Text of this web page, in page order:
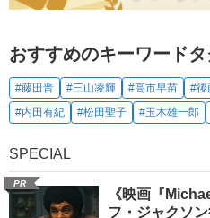
おすすめのキーワード
#藤田晋 #三山凌輝 #高市早苗 #後
#内田有紀
#松田聖子 #玉木雄一郎
SPECIAL
PR
《映画『
フ・ジャクソ